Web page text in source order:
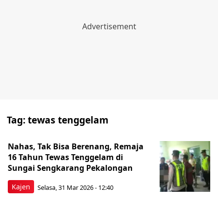
Tag:tewas tenggelam
Kajen
Nahas, Tak Bisa Berenang, Remaja
16 Tahun Tewas Tenggelam di
Sungai Sengkarang Pekalongan
Selasa, 31 Mar 2026 - 12:40